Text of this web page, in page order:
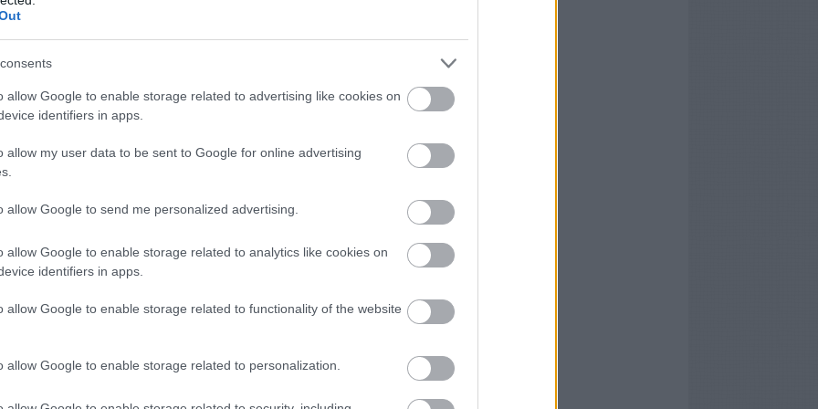
allow Google to enable storage related to advertising like cookies on
identifiers in apps.
allow my user data to be sent to Google for online advertising
allow Google to send me personalized advertising.
allow Google to enable storage related to analytics like cookies on
identifiers in apps.
allow Google to enable storage related to functionality of the website
allow Google to enable storage related to personalization.
összhangban van egymással. A párás környezet igazán a
választanak oda növényeket. Sokan közülük nyáron a
leanderek, Hibiscusok, sétányrózsák, ólomvirág. A
lévő pálmaház klímája ideális helyszín a
ötvözete fogadja ott a látogatókat. A párás környezet
található fürdő a főváros egyetlen dombos
hogy eleinte több mint 90.000 négyzetméter állt a
kisebb, de elvitathatatlan, hogy az 1928-tól művi
és állatfajok lakják, id. Gyepes Lajos főkertész,
keresztül. Fekete- és ezüstfenyők, gesztenyefák,
pillangók, méhek és bogarak szorgoskodnak. Itt élnek
eredményezett.Védett a Lukács fürdő platán állománya,
találhatók. Ritkaság Rómaifürdőn a madárberkenye a
dió, páfrányfenyő, Palatinuson a hegyi szil, papíreperfa,
2022 október(1
2022 augusztus
2022 április
2022 március
2022 január
2021 december
Tovább...
Feedek
RSS 2.0
Atom
bejegyzések